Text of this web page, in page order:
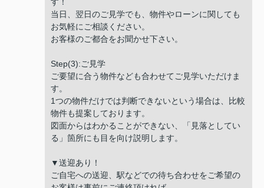
当日、翌日のご見学でも、物件やローンに関しても
お気軽にご相談ください。
お客様のご都合をお聞かせ下さい。
Step(3):ご見学
ご要望に合う物件なども合わせてご見学いただけま
す。
1つの物件だけでは判断できないという場合は、比較
物件も提案しております。
図面からはわかることができない、「見落としてい
る」箇所にも目を向け説明します。
▼送迎あり！
ご自宅への送迎、駅などでの待ち合わせをご希望の